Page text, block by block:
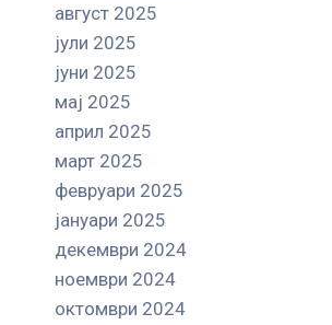
август 2025
јули 2025
јуни 2025
мај 2025
април 2025
март 2025
февруари 2025
јануари 2025
декември 2024
ноември 2024
октомври 2024